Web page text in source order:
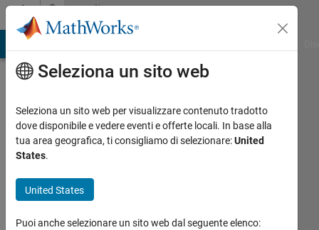
Vai al contenutoCommunity
Profile
Dave
Kellow
Bedford
Inst
Seleziona un sito web
Seleziona un sito web per visualizzare contenuto tradotto
dove disponibile e vedere eventi e offerte locali. In base alla
tua area geografica, ti consigliamo di selezionare:United
States.
United States
Puoi anche selezionare un sito web dal seguente elenco: